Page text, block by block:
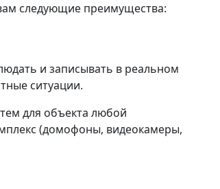
следующие преимущества:
и записывать в реальном
ситуации.
для объекта любой
(домофоны, видеокамеры,